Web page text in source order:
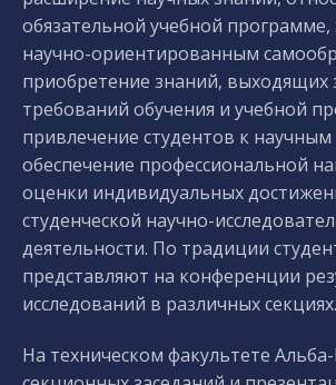
обязательной учебной программе,
научно-ориентированным
приобретение знаний, выходящих
требований обучения и учебной
привлечение студентов к
обеспечение профессиональной
оценки индивидуальных
студенческой научно-
деятельности. По традиции
представляют на конференции
исследований в различных секциях.
На техническом факультете